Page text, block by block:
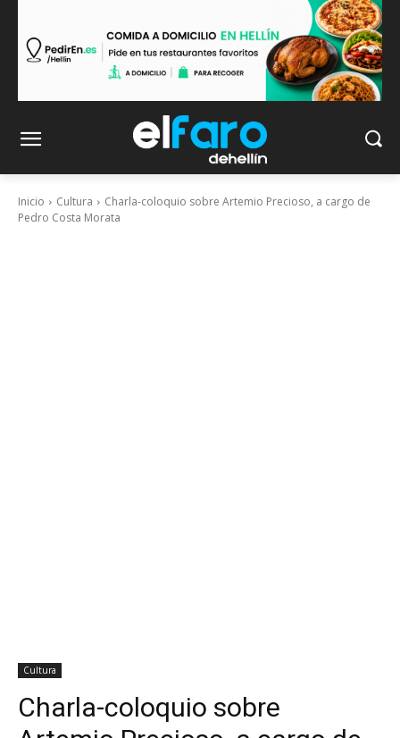
Inicio Cultura
Charla-coloquio sobre Artemio Precioso, a cargo de
Pedro Costa Morata
Cultura
Charla-coloquio sobre